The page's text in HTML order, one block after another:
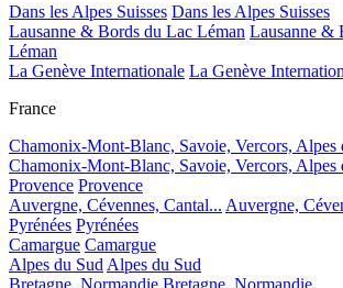
Dans les Alpes Suisses Dans les Alpes Suisses
Lausanne & Bords du Lac Léman Lausanne &
Léman
La Genève Internationale La Genève
France
Chamonix-Mont-Blanc, Savoie, Vercors, Alpes
Chamonix-Mont-Blanc, Savoie, Vercors, Alpes
Provence Provence
Auvergne, Cévennes, Cantal... Auvergne,
Pyrénées Pyrénées
Camargue Camargue
Alpes du Sud Alpes du Sud
Bretagne, Normandie Bretagne, Normandie